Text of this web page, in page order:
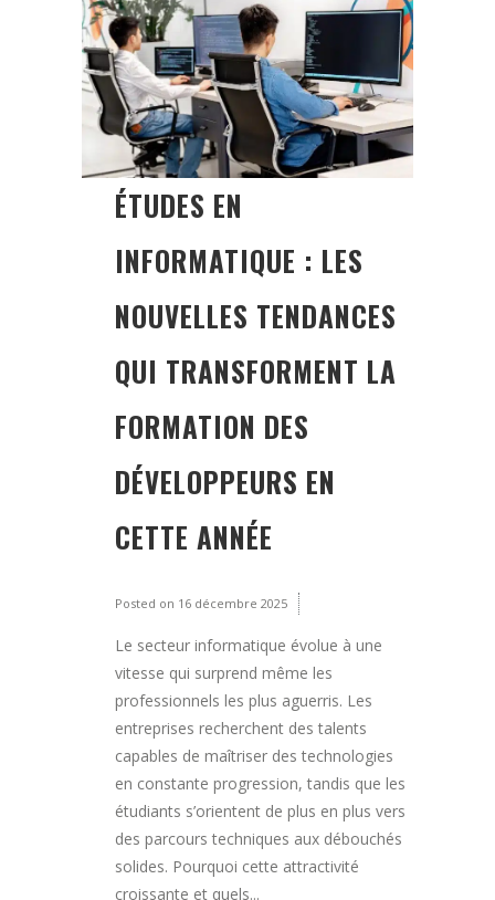
ÉTUDES EN
INFORMATIQUE : LES
NOUVELLES TENDANCES
QUI TRANSFORMENT LA
FORMATION DES
DÉVELOPPEURS EN
CETTE ANNÉE
Posted on 16 décembre 2025
Le secteur informatique évolue à une
vitesse qui surprend même les
professionnels les plus aguerris. Les
entreprises recherchent des talents
capables de maîtriser des technologies
en constante progression, tandis que les
étudiants s’orientent de plus en plus vers
des parcours techniques aux débouchés
solides. Pourquoi cette attractivité
croissante et quels...